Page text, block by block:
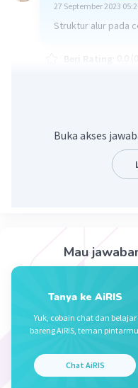
27 September 2023
Struktur alur pada
Buka akses
Mau
Tanya ke AiRIS
Yuk, cobain chat dan belajar
bareng AiRIS, teman
Chat AiRIS